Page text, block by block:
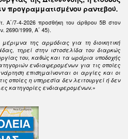
προγραμματισμένου ραντεβού.
Α΄/7-4-2026 προσθήκη του άρθρου 5Β στον
2690/1999, Α΄ 45).
της αρμόδιας για τη διοικητική
τηρεί στην ιστοσελίδα του διαρκώς
του, καθώς και τα ωράρια υποδοχής
ενδιαφερομένων για τις οποίες
επισημαίνονται οι αργίες και οι
οποίες η υπηρεσία δεν λειτουργεί ή δεν
κατηγορίες ενδιαφερομένων.»